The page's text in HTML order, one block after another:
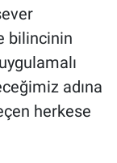
bilincinin
adına
herkese